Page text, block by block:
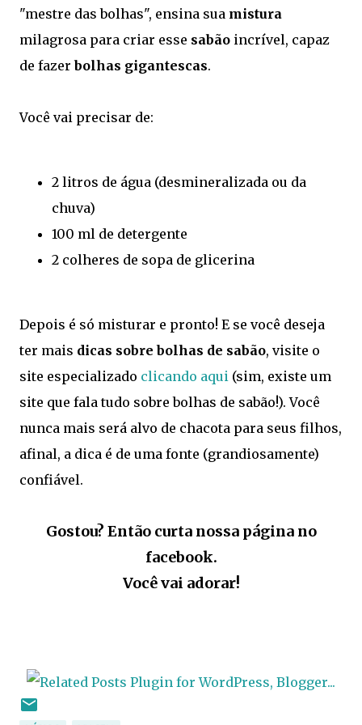
"mestre das bolhas", ensina sua mistura
milagrosa para criar esse sabão incrível, capaz
de fazerbolhas gigantescas.
Você vai precisar de:
2 litros de água (desmineralizada ou da
chuva)
100 ml de detergente
2 colheres de sopa de glicerina
Depois é só misturar e pronto! E se você deseja
ter mais dicas sobre bolhas de sabão, visite o
site especializado clicando aqui (sim, existe um
site que fala tudo sobre bolhas de sabão!). Você
nunca mais será alvo de chacota para seus filhos,
afinal, a dica é de uma fonte (grandiosamente)
confiável.
Gostou? Então curta nossa página no
facebook.
Você vai adorar!